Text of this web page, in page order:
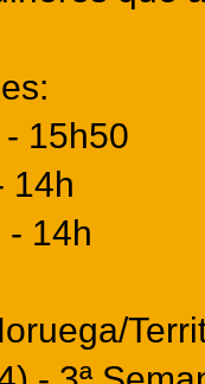
15h50
14h
- 14h